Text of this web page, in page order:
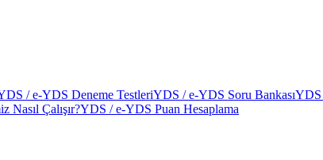
/ e-YDS Deneme TestleriYDS / e-YDS Soru BankasıYDS
Nasıl Çalışır?YDS / e-YDS Puan Hesaplama